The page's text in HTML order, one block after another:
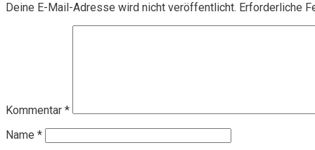
Deine E-Mail-Adresse wird nicht veröffentlicht. Erforderliche
Kommentar *
Name *